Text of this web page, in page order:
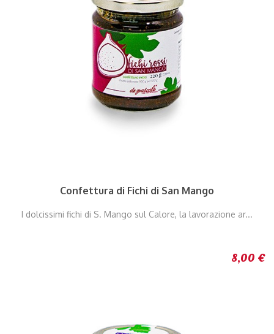
Confettura di Fichi di San Mango
I dolcissimi fichi di S. Mango sul Calore, la lavorazione ar...
8,00 €